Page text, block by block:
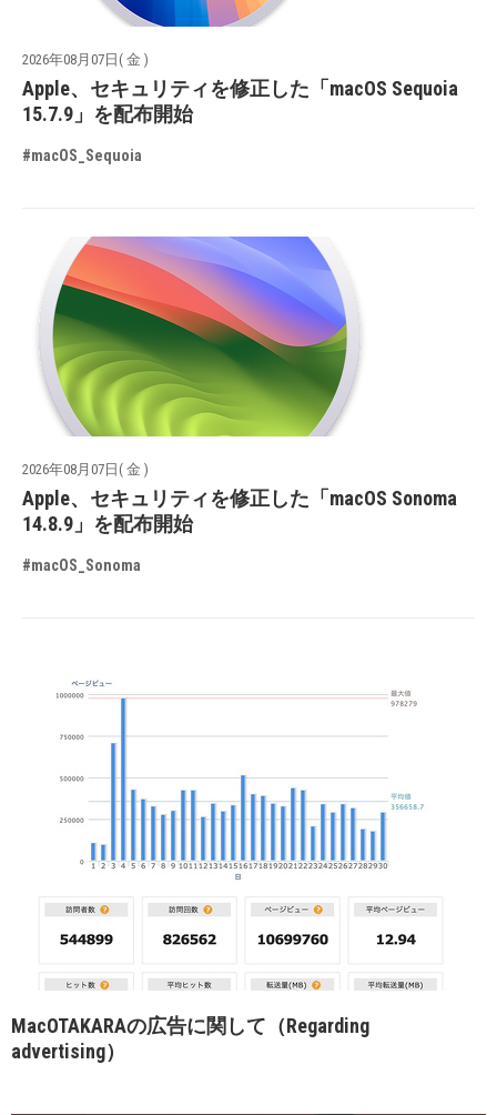
2026年08月07日( 金 )
Apple、セキュリティを修正した「macOS Sequoia
15.7.9」を配布開始
#macOS_Sequoia
2026年08月07日( 金 )
Apple、セキュリティを修正した「macOS Sonoma
14.8.9」を配布開始
#macOS_Sonoma
MacOTAKARAの広告に関して（Regarding
advertising）